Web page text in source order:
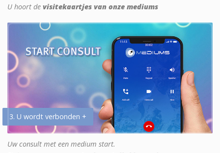
U hoort de visitekaartjes van onze mediums
3. U wordt verbonden +
Uw consult met een medium start.